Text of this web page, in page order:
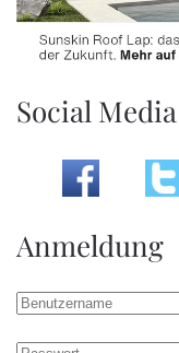
Social Media
Anmeldung